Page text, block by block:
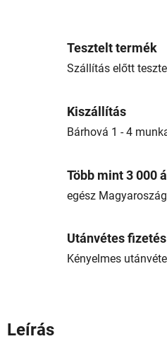
Tesztelt termék
Szállítás előtt
Kiszállítás
Bárhová 1 - 4
Több mint 3 000
egész
Utánvétes fizetés
Kényelmes
Leírás